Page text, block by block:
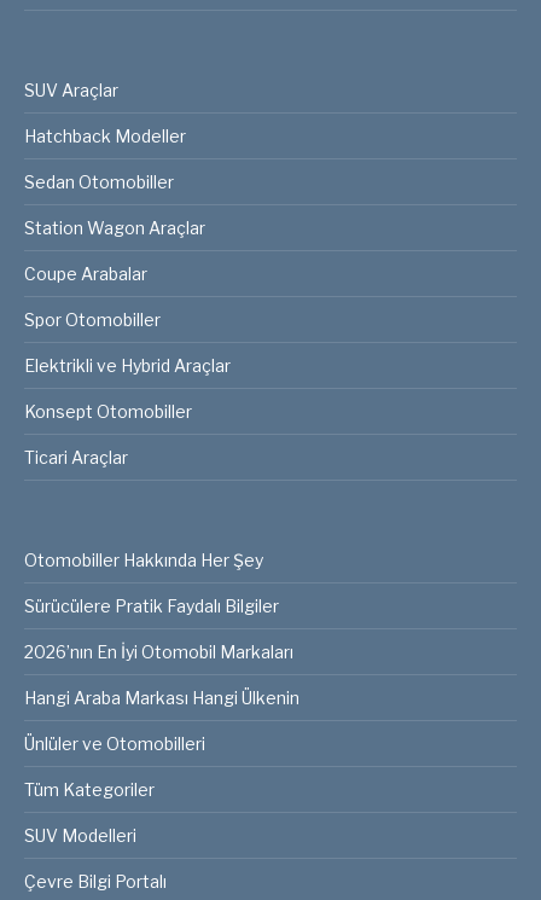
SUV Araçlar
Hatchback Modeller
Sedan Otomobiller
Station Wagon Araçlar
Coupe Arabalar
Spor Otomobiller
Elektrikli ve Hybrid Araçlar
Konsept Otomobiller
Ticari Araçlar
Otomobiller Hakkında Her Şey
Sürücülere Pratik Faydalı Bilgiler
2026’nın En İyi Otomobil Markaları
Hangi Araba Markası Hangi Ülkenin
Ünlüler ve Otomobilleri
Tüm Kategoriler
SUV Modelleri
Çevre Bilgi Portalı